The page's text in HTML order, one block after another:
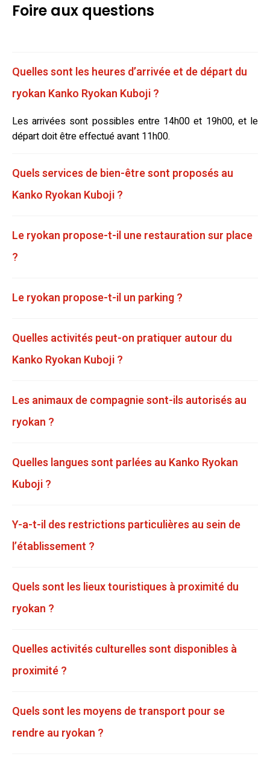
Foire aux questions
Quelles sont les heures d’arrivée et de départ du
ryokan Kanko Ryokan Kuboji ?
Les arrivées sont possibles entre 14h00 et 19h00, et le
départ doit être effectué avant 11h00.
Quels services de bien-être sont proposés au
Kanko Ryokan Kuboji ?
Le ryokan propose-t-il une restauration sur place
?
Le ryokan propose-t-il un parking ?
Quelles activités peut-on pratiquer autour du
Kanko Ryokan Kuboji ?
Les animaux de compagnie sont-ils autorisés au
ryokan ?
Quelles langues sont parlées au Kanko Ryokan
Kuboji ?
Y-a-t-il des restrictions particulières au sein de
l’établissement ?
Quels sont les lieux touristiques à proximité du
ryokan ?
Quelles activités culturelles sont disponibles à
proximité ?
Quels sont les moyens de transport pour se
rendre au ryokan ?